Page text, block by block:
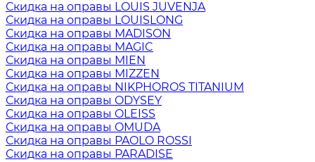
Скидка на оправы LOUIS JUVENJA
Скидка на оправы LOUISLONG
Скидка на оправы MADISON
Скидка на оправы MAGIC
Скидка на оправы MIEN
Скидка на оправы MIZZEN
Скидка на оправы NIKPHOROS TITANIUM
Скидка на оправы ODYSEY
Скидка на оправы OLEISS
Скидка на оправы OMUDA
Скидка на оправы PAOLO ROSSI
Скидка на оправы PARADISE